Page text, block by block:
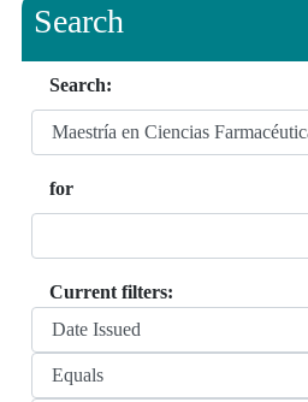
Search
Search:
for
Current filters: